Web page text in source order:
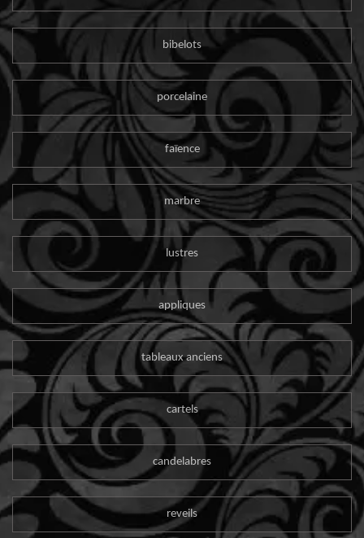
bibelots
porcelaine
faïence
marbre
lustres
appliques
tableaux anciens
cartels
candelabres
reveils